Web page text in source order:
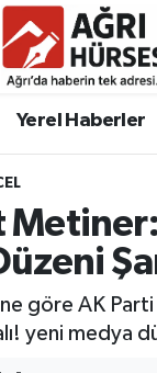
Yerel Haberler
göre AK
yeni medya
Haberleri